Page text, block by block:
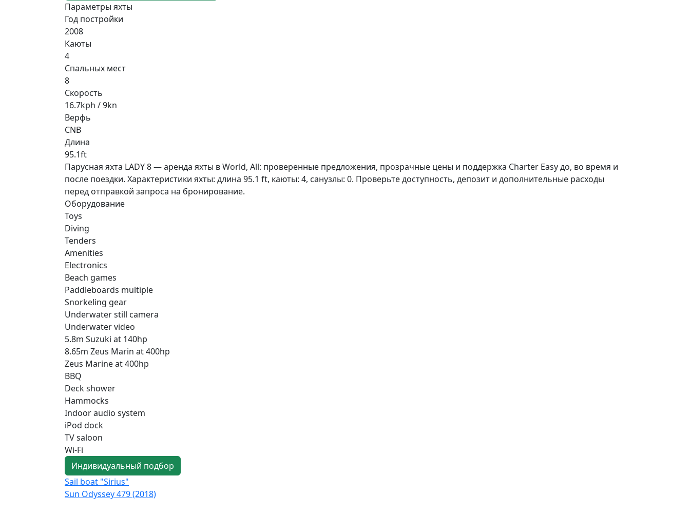
Параметры яхты
Год постройки
2008
Каюты
4
Спальных мест
8
Скорость
16.7kph / 9kn
Верфь
CNB
Длина
95.1ft
Парусная яхта LADY 8 — аренда яхты в World, All: проверенные предложения, прозрачные цены и поддержка Charter Easy до, во время и
после поездки. Характеристики яхты: длина 95.1 ft, каюты: 4, санузлы: 0. Проверьте доступность, депозит и дополнительные расходы
перед отправкой запроса на бронирование.
Оборудование
Toys
Diving
Tenders
Amenities
Electronics
Beach games
Paddleboards multiple
Snorkeling gear
Underwater still camera
Underwater video
5.8m Suzuki at 140hp
8.65m Zeus Marin at 400hp
Zeus Marine at 400hp
BBQ
Deck shower
Hammocks
Indoor audio system
iPod dock
TV saloon
Wi-Fi
Индивидуальный подбор
Sail boat "Sirius"
Sun Odyssey 479 (2018)